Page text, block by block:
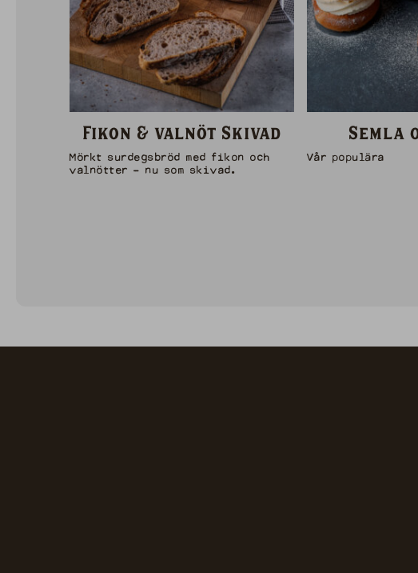
Fikon & valnöt Skivad
Mörkt surdegsbröd med fikon och
valnötter - nu som skivad.
Semla
Vår populära